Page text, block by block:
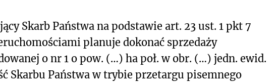
Skarb Państwa na podstawie art. 23 ust. 1 pkt 7
planuje dokonać sprzedaży
o nr 1 o pow. (…) ha poł. w obr. (…) jedn. ewid.
Skarbu Państwa w trybie przetargu pisemnego